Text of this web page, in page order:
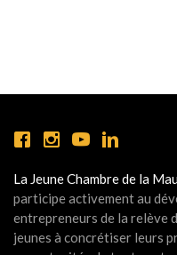
La Jeune Chambre de la
participe activement au
entrepreneurs de la relève
jeunes à concrétiser leurs